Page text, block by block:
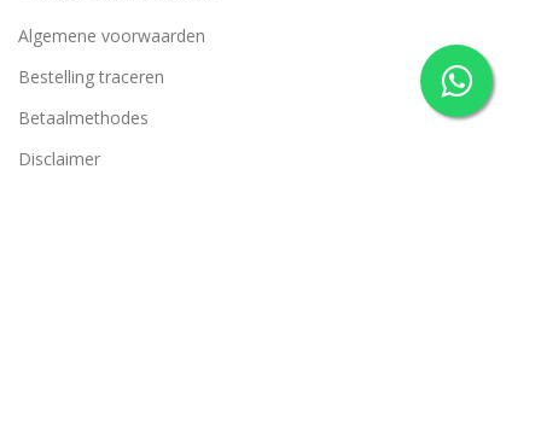
Algemene voorwaarden
Bestelling traceren
Betaalmethodes
Disclaimer